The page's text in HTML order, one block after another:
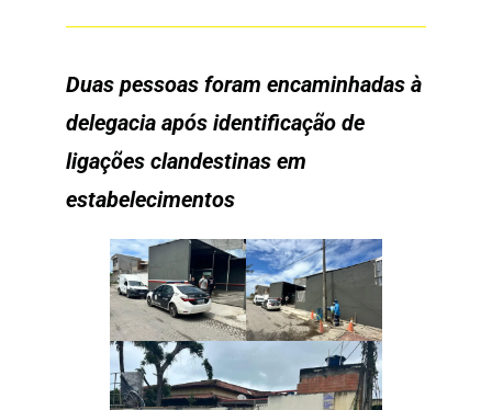
Duas pessoas foram encaminhadas à
delegacia após identificação de
ligações clandestinas em
estabelecimentos